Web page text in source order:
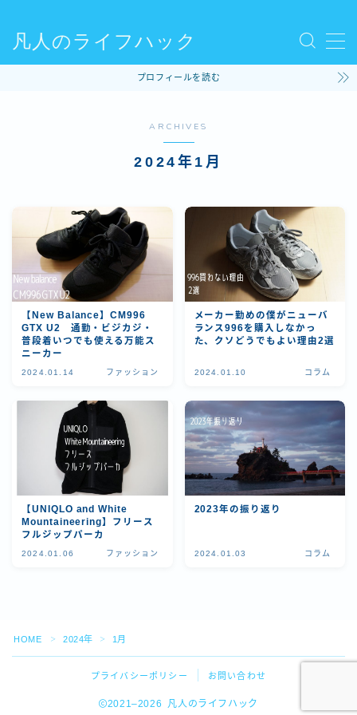
凡人のライフハック
コラム
ビリヤード
プロフィールを読む
ARCHIVES
2024年1月
【New Balance】CM996
GTX U2 通勤・ビジカジ・
普段着いつでも使える万能ス
ニーカー
2024.01.14 ファッション
メーカー勤めの僕がニューバ
ランス996を購入しなかっ
た、クソどうでもよい理由2選
2024.01.10 コラム
【UNIQLO and White
Mountaineering】フリース
フルジップパーカ
2024.01.06 ファッション
2023年の振り返り
2024.01.03 コラム
HOME ＞ 2024年 ＞ 1月
プライバシーポリシー お問い合わせ
2021–2026 凡人のライフハック